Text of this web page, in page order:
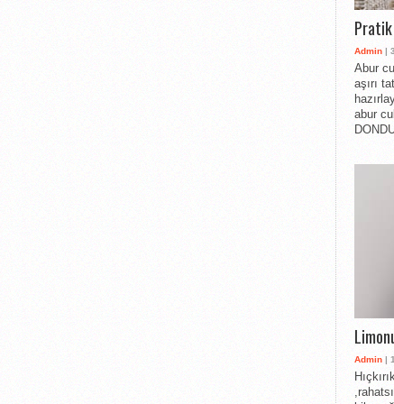
Pratik
Admin |
Abur
aşırı
abur
Admin |